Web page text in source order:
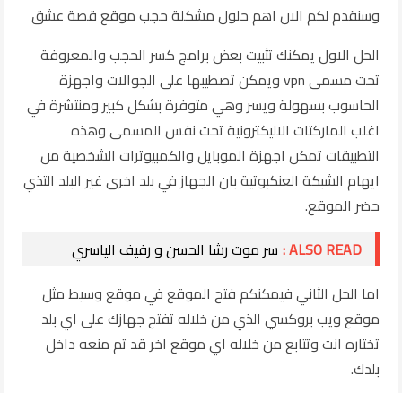
وسنقدم لكم الان اهم حلول مشكلة حجب موقع قصة عشق
الحل الاول يمكنك تثبيت بعض برامج كسر الحجب والمعروفة
تحت مسمى vpn ويمكن تصطيبها على الجوالات واجهزة
الحاسوب بسهولة ويسر وهي متوفرة بشكل كبير ومنتشرة في
اغلب الماركتات الاليكترونية تحت نفس المسمى وهذه
التطبيقات تمكن اجهزة الموبايل والكمبيوترات الشخصية من
ايهام الشبكة العنكبوتية بان الجهاز في بلد اخرى غير البلد التذي
حضر الموقع.
ALSO READ : سر موت رشا الحسن و رفيف الياسري
اما الحل الثاني فيمكنكم فتح الموقع في موقع وسيط مثل
موقع ويب بروكسي الذي من خلاله تفتح جهازك على اي بلد
تختاره انت وتتابع من خلاله اي موقع اخر قد تم منعه داخل
بلدك.